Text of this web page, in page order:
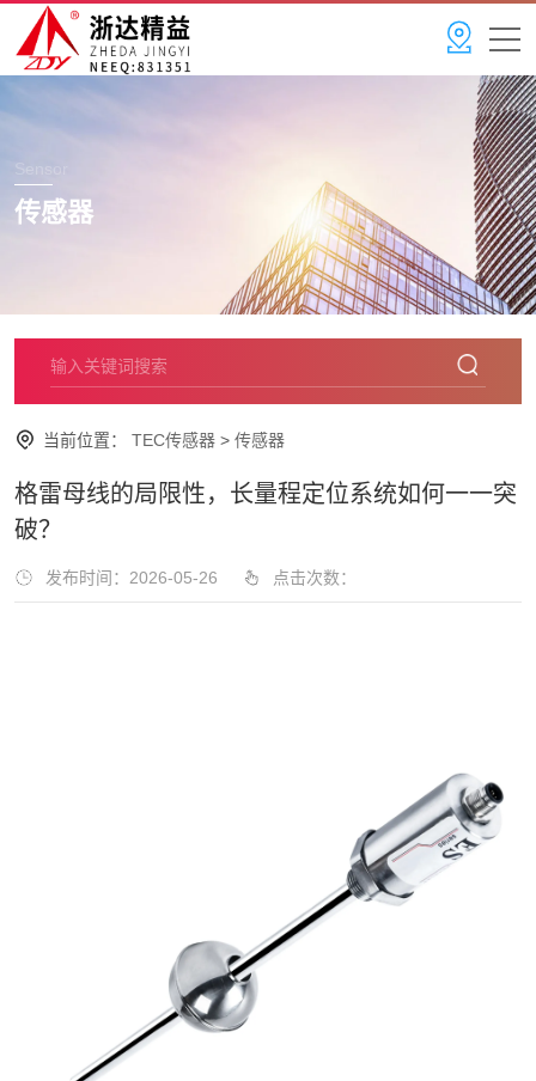
Sensor
传感器
当前位置： TEC传感器 > 传感器
格雷母线的局限性，长量程定位系统如何一一突
破？
发布时间：2026-05-26 点击次数：